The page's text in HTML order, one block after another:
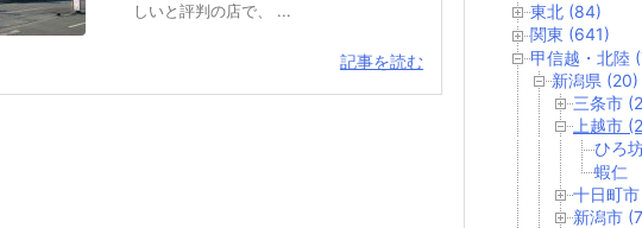
しいと評判の店で、 ...
記事を読む
東北 (84)
関東 (641)
甲信越・北陸
新潟県 (20)
三条市
上越市
ひろ
蝦仁
十日町
新潟市